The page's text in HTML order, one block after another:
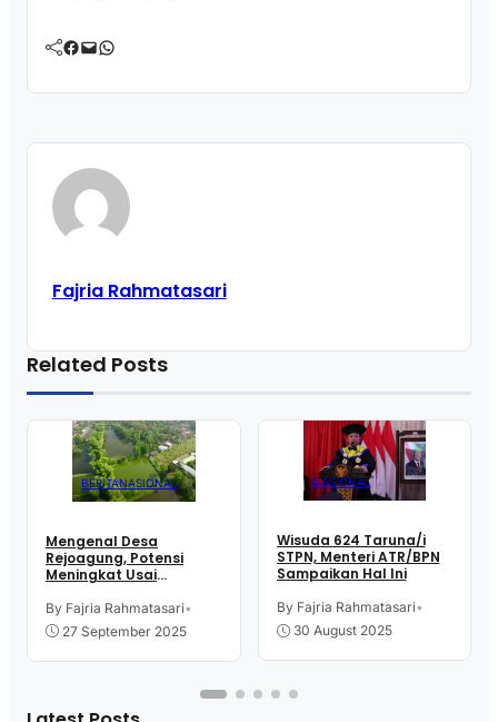
Facebook Mail WhatsApp
Fajria Rahmatasari
Related Posts
BERITANASIONAL
Mengenal Desa
Rejoagung, Potensi
Meningkat Usai
Akses Reforma Agraria*
By Fajria Rahmatasari•
27 September 2025
NASIONAL
Wisuda 624 Taruna/i
STPN, Menteri ATR/BPN
Sampaikan Hal Ini
By Fajria Rahmatasari•
30 August 2025